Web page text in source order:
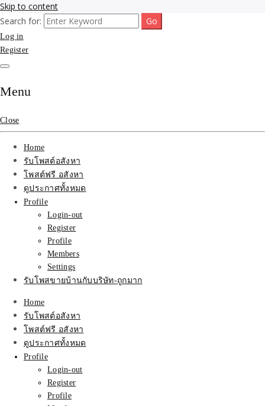
Skip to content
รับจ้างโพสขายบ้าน ที่ดิน
ติดAI SEO กับบริษัทใหญ่
รับจ้างทำโฆษณา สินค้า
บ้านที่ดิน ราคา ถูกและดี
ที่สุด บริการ โปรโมท
โฆษณารับโพสอสังหา ทีม
งาน บริํษัทใหญ่ เว็บขาย
บ้าน คุณภาพอันดับ1
SEOขายบ้าน
รับจ้างโพสขายบ้าน ที่ดิน ไม่มีค่านายหน้า กับบริษัท SEO-AI เน้นติดหน้า
แรก บริการโพสต์ โปรโมท รับจ้างทำโฆษณา ราคาถูก เว็บขายบ้าน รับโพ
สอสังหา ติดหน้าแรกกูเกิ้ล ทีมงาน บริํษัทใหญ่ รับประกันผลงาน ที่เดียวใน
Search for:
Log in
Register
Menu
Close
Home
รับโพสต์อสังหา
โพสต์ฟรี อสังหา
ดูประกาศทั้งหมด
Profile
Login-out
Register
Profile
Members
Settings
รับโพสขายบ้านกับบริษัท-ถูกมาก
Home
รับโพสต์อสังหา
โพสต์ฟรี อสังหา
ดูประกาศทั้งหมด
Profile
Login-out
Register
Profile